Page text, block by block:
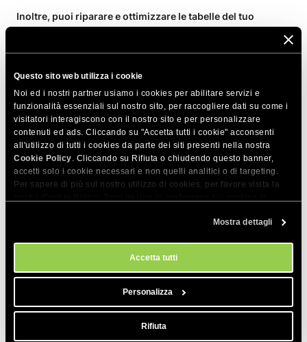
Questo sito web utilizza i cookie
Noi ed i nostri partner usiamo i cookies per abilitare servizi e
funzionalità essenziali sul nostro sito, per raccogliere dati su come i
visitatori interagiscono con il nostro sito e per personalizzare
contenuti ed ads. Cliccando su "Accetta tutti i cookie" acconsenti
all'utilizzo di tutti i cookies da parte dei siti presenti nella nostra
Cookie Policy. Cliccando su Rifiuta o chiudendo questo banner,
accetti solo i cookie necessari e non quelli analitici o di targeting.
Per sapere di più sul nostro utilizzo di cookies, per favore visita la
Mostra dettagli
Accetta tutti
Personalizza
Rifiuta
Inoltre, puoi riparare e ottimizzare le tabelle del tuo
database MySQL.
Utilizzare Rate Limiting sul lato client
Un modo efficace per prevenire l’errore HTTP 429 è
. La limitazione
client facciano troppe richieste e superino i limiti di velocità
Puoi implementare rate limiting utilizzando librerie o